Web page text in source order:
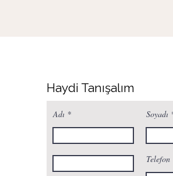
Haydi Tanışalım
Adı Soyadı
Telefon